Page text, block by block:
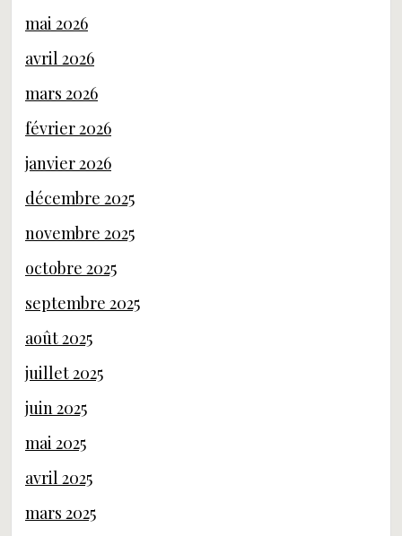
mai 2026
avril 2026
mars 2026
février 2026
janvier 2026
décembre 2025
novembre 2025
octobre 2025
septembre 2025
août 2025
juillet 2025
juin 2025
mai 2025
avril 2025
mars 2025